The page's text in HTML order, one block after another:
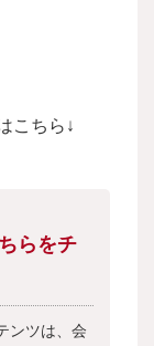
こちら↓
らをチ
ンツは、会